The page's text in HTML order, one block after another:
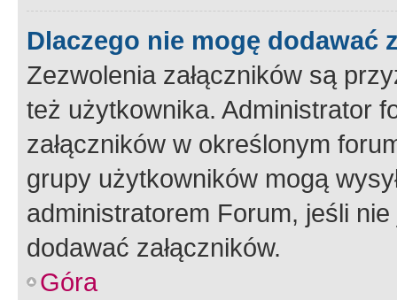
Dlaczego nie mogę dodawać
Zezwolenia załączników są
też użytkownika. Administrator
załączników w określonym
grupy użytkowników mogą
administratorem Forum, jeśli
dodawać załączników.
Góra